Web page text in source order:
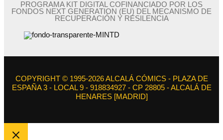
PROGRAMA KIT DIGITAL COFINANCIADO POR LOS
FONDOS NEXT GENERATION (EU) DEL MECANISMO DE
RECUPERACIÓN Y RESILENCIA
COPYRIGHT © 1995-2026 ALCALÁ CÓMICS - PLAZA DE
ESPAÑA 3 - LOCAL 9 - 918834927 - CP 28805 - ALCALÁ DE
HENARES [MADRID]